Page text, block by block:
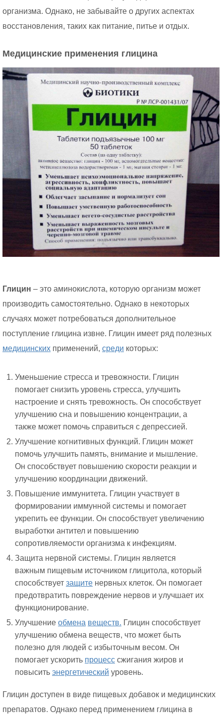
организма. Однако, не забывайте о других аспектах
восстановления, таких как питание, питье и отдых.
Медицинские применения глицина
Глицин – это аминокислота, которую организм может
производить самостоятельно. Однако в некоторых
случаях может потребоваться дополнительное
поступление глицина извне. Глицин имеет ряд полезных
медицинских применений, среди которых:
Уменьшение стресса и тревожности. Глицин
помогает снизить уровень стресса, улучшить
настроение и снять тревожность. Он способствует
улучшению сна и повышению концентрации, а
также может помочь справиться с депрессией.
Улучшение когнитивных функций. Глицин может
помочь улучшить память, внимание и мышление.
Он способствует повышению скорости реакции и
улучшению координации движений.
Повышение иммунитета. Глицин участвует в
формировании иммунной системы и помогает
укрепить ее функции. Он способствует увеличению
выработки антител и повышению
сопротивляемости организма к инфекциям.
Защита нервной системы. Глицин является
важным пищевым источником глицитола, который
способствует защите нервных клеток. Он помогает
предотвратить повреждение нервов и улучшает их
функционирование.
Улучшение обмена веществ. Глицин способствует
улучшению обмена веществ, что может быть
полезно для людей с избыточным весом. Он
помогает ускорить процесс сжигания жиров и
повысить энергетический уровень.
Глицин доступен в виде пищевых добавок и медицинских
препаратов. Однако перед применением глицина в